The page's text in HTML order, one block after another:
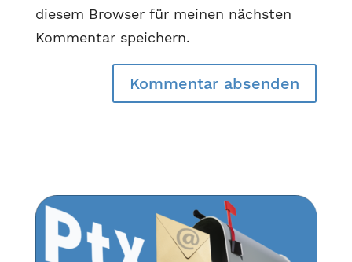
diesem Browser für meinen nächsten
Kommentar speichern.